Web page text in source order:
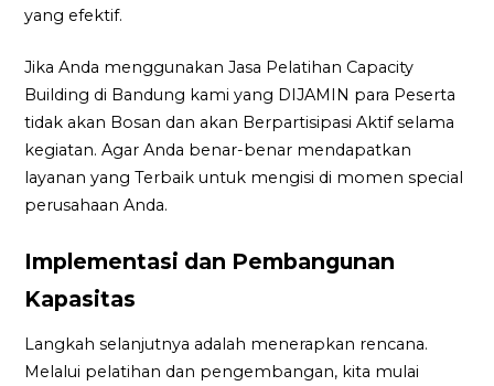
yang efektif.
Jika Anda menggunakan Jasa Pelatihan Capacity
Building di Bandung kami yang DIJAMIN para Peserta
tidak akan Bosan dan akan Berpartisipasi Aktif selama
kegiatan. Agar Anda benar-benar mendapatkan
layanan yang Terbaik untuk mengisi di momen special
perusahaan Anda.
Implementasi dan Pembangunan
Kapasitas
Langkah selanjutnya adalah menerapkan rencana.
Melalui pelatihan dan pengembangan, kita mulai